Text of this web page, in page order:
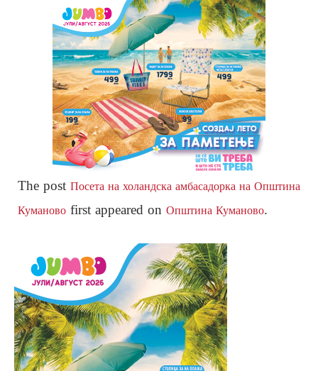
The post Посета на холандска амбасадорка на Општина
Куманово first appeared on Општина Куманово.